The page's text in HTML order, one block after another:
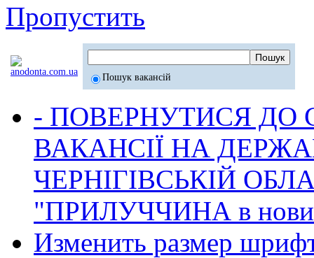
Пропустить
Пошук вакансій
- ПОВЕРНУТИСЯ ДО
ВАКАНСІЇ НА
ЧЕРНІГІВСЬКІЙ
"ПРИЛУЧЧИНА в
Изменить размер